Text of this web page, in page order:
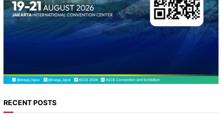
RECENT POSTS